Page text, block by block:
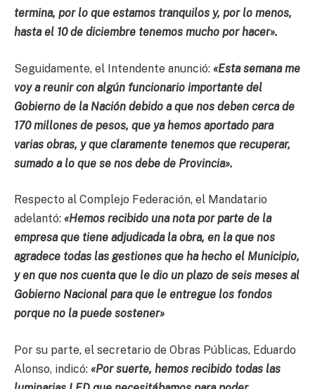
termina, por lo que estamos tranquilos y, por lo menos,
hasta el 10 de diciembre tenemos mucho por hacer».
Seguidamente, el Intendente anunció: «Esta semana me
voy a reunir con algún funcionario importante del
Gobierno de la Nación debido a que nos deben cerca de
170 millones de pesos, que ya hemos aportado para
varias obras, y que claramente tenemos que recuperar,
sumado a lo que se nos debe de Provincia».
Respecto al Complejo Federación, el Mandatario
adelantó: «Hemos recibido una nota por parte de la
empresa que tiene adjudicada la obra, en la que nos
agradece todas las gestiones que ha hecho el Municipio,
y en que nos cuenta que le dio un plazo de seis meses al
Gobierno Nacional para que le entregue los fondos
porque no la puede sostener»
Por su parte, el secretario de Obras Públicas, Eduardo
Alonso, indicó: «Por suerte, hemos recibido todas las